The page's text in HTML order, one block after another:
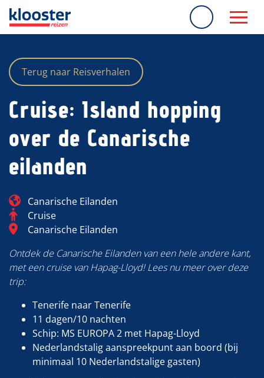
overslaan
Terug naar Reisverhalen
Cruise: Island hopping
over de Canarische
eilanden
Blog_field_Bestemming
Canarische Eilanden
Categorie
Cruise
Blog_field_Continent
Canarische Eilanden
Ontdek de Canarische Eilanden van een hele andere kant,
met een cruise van Hapag-Lloyd! Lees nu meer over deze
trip:
Tenerife naar Tenerife
11 dagen/10 nachten
Schip: MS EUROPA 2 met Hapag-Lloyd
Nederlandstalig aanspreekpunt aan boord (bij
minimaal 10 Nederlandstalige gasten)